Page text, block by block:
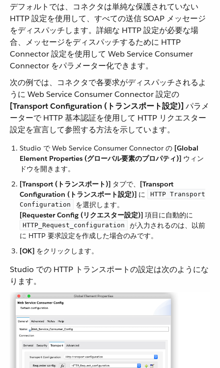
デフォルトでは、コネクタは単純な保護されていない
HTTP 設定を使用して、すべての送信 SOAP メッセージ
をディスパッチします。詳細な HTTP 設定が必要な場
合、メッセージをディスパッチするために HTTP
Connector 設定を使用して Web Service Consumer
Connector をパラメーター化できます。
次の例では、コネクタで各要求がディスパッチされるよ
うに Web Service Consumer Connector 設定の ​
[Transport Configuration (トランスポート設定)] ​ パラメ
ーターで HTTP 基本認証を使用して HTTP リクエスター
設定を宣言して参照する方法を示しています。
Studio で Web Service Consumer Connector の ​ [Global
Element Properties (グローバル要素のプロパティ)] ​ ウィン
ドウを開きます。
[Transport (トランスポート)] ​ タブで、​ [Transport
Configuration (トランスポート設定)] ​ に ​
HTTP Transport
Configuration
​ を選択します。
[Requester Config (リクエスター設定)] ​ 項目に自動的に ​
HTTP_Request_configuration
​ が入力されるのは、以前
に HTTP 要求設定を作成した場合のみです。
[OK] ​ をクリックします。
Studio での HTTP トランスポートの設定は次のようにな
ります。